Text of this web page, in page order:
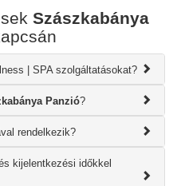
Szászkabánya
| SPA szolgáltatásokat?
Panzió?
rendelkezik?
kijelentkezési időkkel